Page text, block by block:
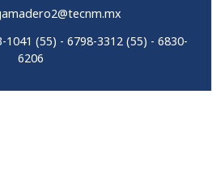
(55) - 6798-3312 (55) - 6830-
6206